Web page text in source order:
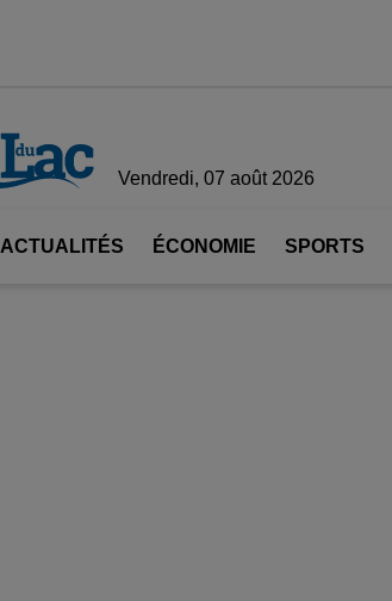
Vendredi, 07 août 2026
ACTUALITÉS ÉCONOMIE SPORTS